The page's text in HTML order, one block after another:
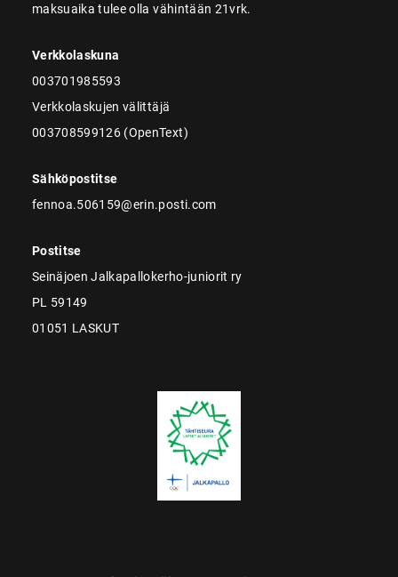
maksuaika tulee olla vähintään 21vrk.
Verkkolaskuna
003701985593
Verkkolaskujen välittäjä
003708599126 (OpenText)
Sähköpostitse
fennoa.506159@erin.posti.com
Postitse
Seinäjoen Jalkapallokerho-juniorit ry
PL 59149
01051 LASKUT